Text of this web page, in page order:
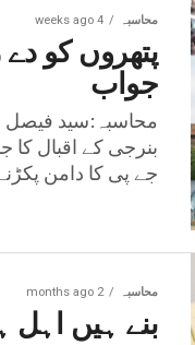
محاسبہ 4 weeks ago
پتھروں کو
جواب
محاسبہ:سید فیصل
بنرجی کے اقبال کا
جے پی کا دامن
محاسبہ 2 months ago
بنے ہیں